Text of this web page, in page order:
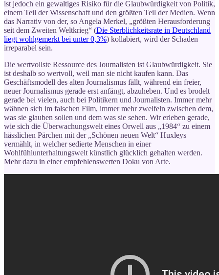
ist jedoch ein gewaltiges Risiko für die Glaubwürdigkeit von Politik,
einem Teil der Wissenschaft und den größten Teil der Medien. Wenn
das Narrativ von der, so Angela Merkel, „größten Herausforderung
seit dem Zweiten Weltkrieg“ (Die Sterblichkeitsrate in Deutschland
liegt wohlgemerkt bei unter 0,3%) kollabiert, wird der Schaden
irreparabel sein.
Die wertvollste Ressource des Journalisten ist Glaubwürdigkeit. Sie
ist deshalb so wertvoll, weil man sie nicht kaufen kann. Das
Geschäftsmodell des alten Journalismus fällt, während ein freier,
neuer Journalismus gerade erst anfängt, abzuheben. Und es brodelt
gerade bei vielen, auch bei Politikern und Journalisten. Immer mehr
wähnen sich im falschen Film, immer mehr zweifeln zwischen dem,
was sie glauben sollen und dem was sie sehen. Wir erleben gerade,
wie sich die Überwachungswelt eines Orwell aus „1984“ zu einem
hässlichen Pärchen mit der „Schönen neuen Welt“ Huxleys
vermählt, in welcher sedierte Menschen in einer
Wohlfühlunterhaltungswelt künstlich glücklich gehalten werden.
Mehr dazu in einer empfehlenswerten Doku von Arte.